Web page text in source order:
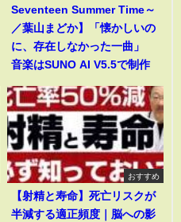
Seventeen Summer Time～
／葉山まどか】「懐かしいの
に、存在しなかった一曲」
音楽はSUNO AI V5.5で制作
おすすめ
【射精と寿命】死亡リスクが
半減する適正頻度｜脳への影